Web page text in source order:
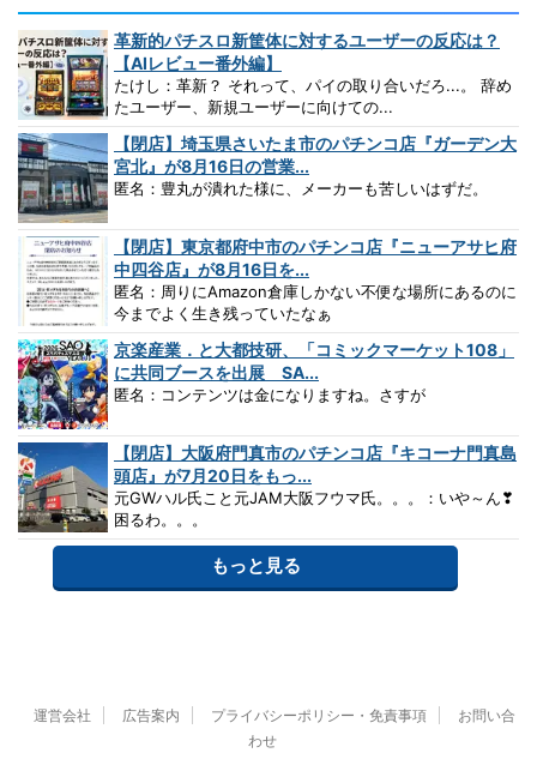
革新的パチスロ新筐体に対するユーザーの反応は？
【AIレビュー番外編】
たけし：革新？ それって、パイの取り合いだろ...。 辞め
たユーザー、新規ユーザーに向けての...
【閉店】埼玉県さいたま市のパチンコ店『ガーデン大
宮北』が8月16日の営業...
匿名：豊丸が潰れた様に、メーカーも苦しいはずだ。
【閉店】東京都府中市のパチンコ店『ニューアサヒ府
中四谷店』が8月16日を...
匿名：周りにAmazon倉庫しかない不便な場所にあるのに
今までよく生き残っていたなぁ
京楽産業．と大都技研、「コミックマーケット108」
に共同ブースを出展 SA...
匿名：コンテンツは金になりますね。さすが
【閉店】大阪府門真市のパチンコ店『キコーナ門真島
頭店』が7月20日をもっ...
元GWハル氏こと元JAM大阪フウマ氏。。。：いや～ん❣
困るわ。。。
もっと見る
運営会社 広告案内 プライバシーポリシー・免責事項
お問い合
わせ